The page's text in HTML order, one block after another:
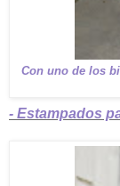
Con uno de los
- Estampados